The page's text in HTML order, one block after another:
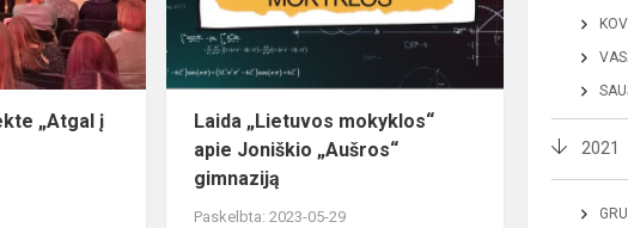
„Atgal į
Laida „Lietuvos mokyklos“
apie Joniškio „Aušros“
gimnaziją
Paskelbta: 2023-05-29
2021